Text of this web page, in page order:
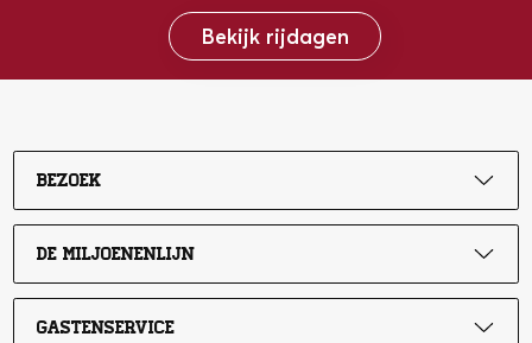
Bekijk rijdagen
Bezoek
De Miljoenenlijn
Gastenservice